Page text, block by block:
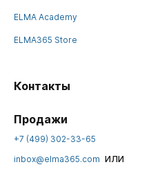
ELMA Academy
ELMA365 Store
Контакты
Продажи
+7 (499) 302-33-65
inbox@elma365.com или